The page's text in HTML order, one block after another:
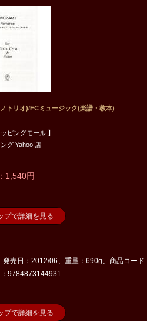
トリオ)/FCミュージック(楽譜・教本)
ピングモール 】
グ Yahoo!店
1,540円
プで詳細を見る
売日：2012/06、重量：690g、商品コー
：9784873144931
プで詳細を見る